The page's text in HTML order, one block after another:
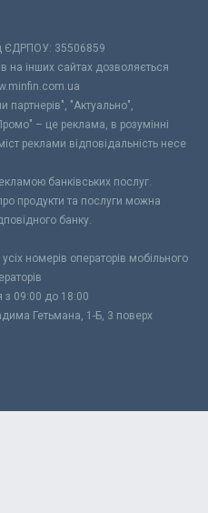
35506859
на інших сайтах дозволяється
"Актуально",
– це реклама, в розумінні
реклами відповідальність несе
банківських послуг.
продукти та послуги можна
банку.
номерів операторів мобільного
з 09:00 до 18:00
Гетьмана, 1-Б, 3 поверх